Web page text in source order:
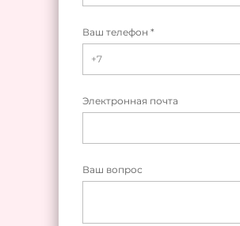
Ваш телефон *
Электронная почта
Ваш вопрос